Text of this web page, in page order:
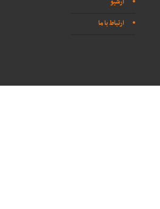
ارتباط با ما